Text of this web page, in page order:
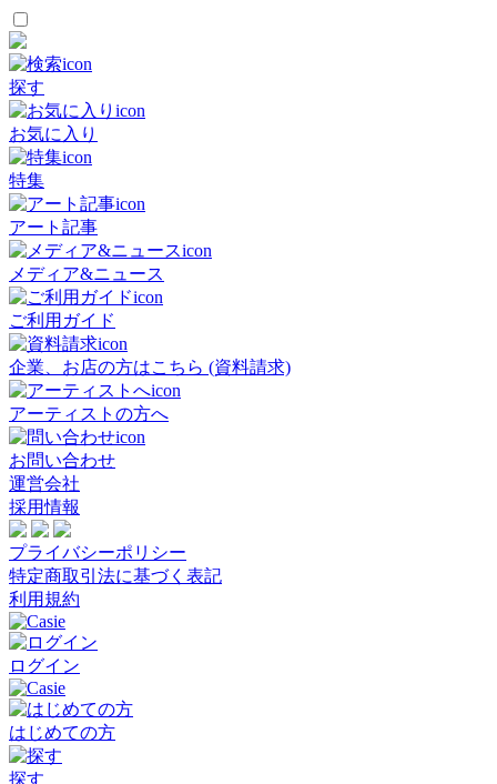
探す
お気に入り
特集
アート記事
メディア&ニュース
ご利用ガイド
企業、お店の方はこちら (資料請求)
アーティストの方へ
お問い合わせ
運営会社
採用情報
プライバシーポリシー
特定商取引法に基づく表記
利用規約
ログイン
はじめての方
探す